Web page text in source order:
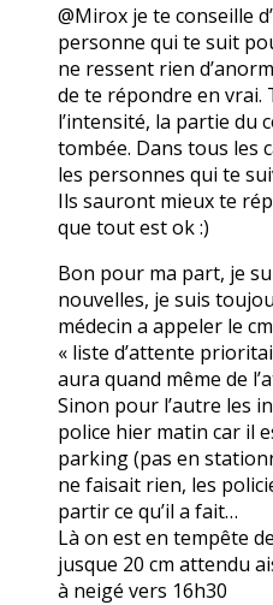
@Mirox je te conseille
personne qui te suit
ne ressent rien
de te répondre en vrai.
l’intensité, la partie du
tombée. Dans tous les
les personnes qui te
Ils sauront mieux te
que tout est ok :)
Bon pour ma part, je
nouvelles, je suis
médecin a appeler le
« liste d’attente
aura quand même de
Sinon pour l’autre les
police hier matin car il
parking (pas en
ne faisait rien, les
partir ce qu’il a fait…
Là on est en tempête
jusque 20 cm attendu
à neigé vers 16h30